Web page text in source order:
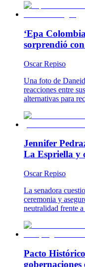
‘Epa
sorprendió
Oscar Repiso
Una foto de
reacciones entre
alternativas para
Jennifer
La Espriella y
Oscar Repiso
La senadora
ceremonia y
neutralidad frente a
Pacto
gobernaciones